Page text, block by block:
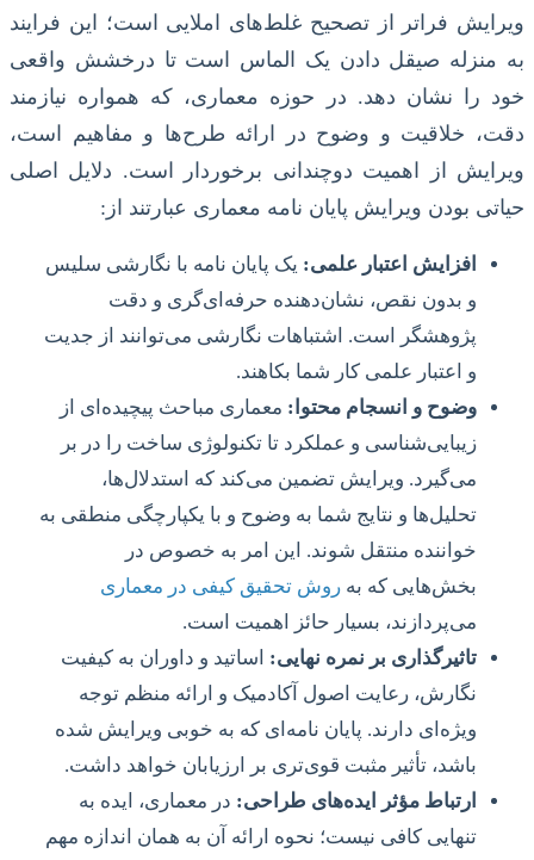
ویرایش فراتر از تصحیح غلط‌های املایی است؛ این فرایند
به منزله صیقل دادن یک الماس است تا درخشش واقعی
خود را نشان دهد. در حوزه معماری، که همواره نیازمند
دقت، خلاقیت و وضوح در ارائه طرح‌ها و مفاهیم است،
ویرایش از اهمیت دوچندانی برخوردار است. دلایل اصلی
حیاتی بودن ویرایش پایان نامه معماری عبارتند از:
افزایش اعتبار علمی: یک پایان نامه با نگارشی سلیس
و بدون نقص، نشان‌دهنده حرفه‌ای‌گری و دقت
پژوهشگر است. اشتباهات نگارشی می‌توانند از جدیت
و اعتبار علمی کار شما بکاهند.
وضوح و انسجام محتوا: معماری مباحث پیچیده‌ای از
زیبایی‌شناسی و عملکرد تا تکنولوژی ساخت را در بر
می‌گیرد. ویرایش تضمین می‌کند که استدلال‌ها،
تحلیل‌ها و نتایج شما به وضوح و با یکپارچگی منطقی به
خواننده منتقل شوند. این امر به خصوص در
بخش‌هایی که به روش تحقیق کیفی در معماری
می‌پردازند، بسیار حائز اهمیت است.
تاثیرگذاری بر نمره نهایی: اساتید و داوران به کیفیت
نگارش، رعایت اصول آکادمیک و ارائه منظم توجه
ویژه‌ای دارند. پایان نامه‌ای که به خوبی ویرایش شده
باشد، تأثیر مثبت قوی‌تری بر ارزیابان خواهد داشت.
ارتباط مؤثر ایده‌های طراحی: در معماری، ایده به
تنهایی کافی نیست؛ نحوه ارائه آن به همان اندازه مهم